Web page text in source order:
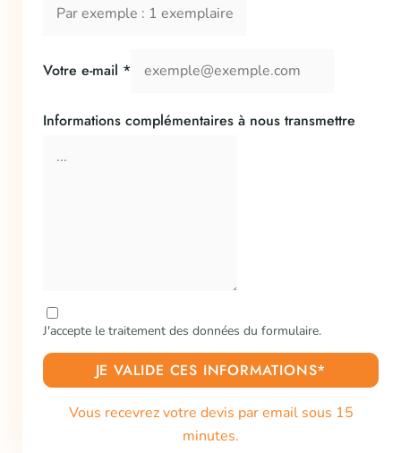
Votre e-mail *
Informations complémentaires à nous transmettre
J'accepte le traitement des données du formulaire.
JE VALIDE CES INFORMATIONS*
Vous recevrez votre devis par email sous 15
minutes.